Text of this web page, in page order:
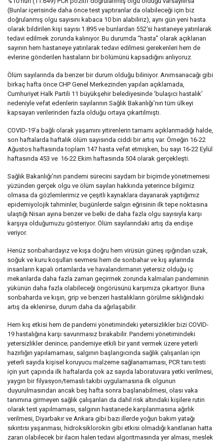
(Bunlar içerisinde daha önce test yaptıranlar da olabileceği için biz
doğrulanmış olgu sayısını kabaca 10 bin alabiliriz), aynı gün yeni hasta
olarak bildirilen kişi sayısı 1.895 ve bunlardan 552’si hastaneye yatırılarak
tedavi edilmek zorunda kalınıyor. Bu durumda “hasta” olarak açıklanan
sayının hem hastaneye yatırılarak tedavi edilmesi gerekenleri hem de
evlerine gönderilen hastaların bir bölümünü kapsadığını anlıyoruz.
Ölüm sayılarında da benzer bir durum olduğu biliniyor. Anımsanacağı gibi
birkaç hafta önce CHP Genel Merkezinden yapılan açıklamada,
Cumhuriyet Halk Partili 11 büyükşehir belediyesinde ‘bulaşıcı hastalık’
nedeniyle vefat edenlerin sayılarının Sağlık Bakanlığı’nın tüm ülkeyi
kapsayan verilerinden fazla olduğu ortaya çıkartılmıştı.
COVID-19’a bağlı olarak yaşamını yitirenlerin tamamı açıklanmadığı halde,
son haftalarda haftalık ölüm sayısında ciddi bir artış var. Örneğin 16-22
Ağustos haftasında toplam 147 hasta vefat etmişken, bu sayı 16-22 Eylül
haftasında 453 ve 16-22 Ekim haftasında 504 olarak gerçekleşti.
Sağlık Bakanlığı’nın pandemi sürecini saydam bir biçimde yönetmemesi
yüzünden gerçek olgu ve ölüm sayıları hakkında yeterince bilgimiz
olmasa da gözlemlerimiz ve çeşitli kaynaklara dayanarak yaptığımız
epidemiyolojik tahminler, bugünlerde salgın eğrisinin ilk tepe noktasına
ulaştığı Nisan ayına benzer ve belki de daha fazla olgu sayısıyla karşı
karşıya olduğumuzu gösteriyor. Ölüm sayılarındaki artış da endişe
veriyor.
Henüz sonbahardayız ve kışa doğru hem virüsün güneş ışığından uzak,
soğuk ve kuru koşulları sevmesi hem de sonbahar ve kış aylarında
insanların kapalı ortamlarda ve havalandırmanın yetersiz olduğu iç
mekanlarda daha fazla zaman geçirmek zorunda kalmaları pandeminin
yükünün daha fazla olabileceği öngörüsünü karşımıza çıkartıyor. Buna
sonbaharda ve kışın, grip ve benzeri hastalıkların görülme sıklığındaki
artış da eklenirse, durum daha da ağırlaşabilir.
Hem kış etkisi hem de pandemi yönetimindeki yetersizlikler bizi COVID-
19 hastalığına karşı savunmasız bırakabilir. Pandemi yönetimindeki
yetersizlikler denince; pandemiye etkili bir yanıt vermek üzere yeterli
hazırlığın yapılamaması, salgının başlangıcında sağlık çalışanları için
yeterli sayıda kişisel koruyucu malzeme sağlanamaması, PCR tanı testi
için yurt çapında ilk haftalarda çok az sayıda laboratuvara yetki verilmesi,
yaygın bir filyasyon/temaslı takibi uygulamasına ilk olgunun
duyurulmasından ancak beş hafta sonra başlanabilmesi, olası vaka
tanımına girmeyen sağlık çalışanları da dahil risk altındaki kişilere rutin
olarak test yapılmaması, salgının hastanede karşılanmasına ağırlık
verilmesi, Diyarbakır ve Ankara gibi bazı illerde yoğun bakım yatağı
sıkıntısı yaşanması, hidroksiklorokin gibi etkisi olmadığı kanıtlanan hatta
zararı olabilecek bir ilacın halen tedavi algoritmasında yer alması, meslek